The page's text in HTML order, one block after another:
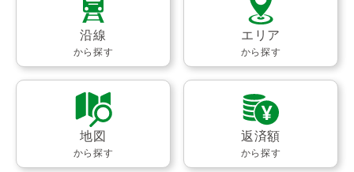
沿線
から探す
エリア
から探す
地図
から探す
返済額
から探す